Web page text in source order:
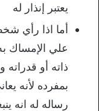
يعتبر إنذار له
أما اذا رأي
علي الإمساك
ذاته أو
بمفرده لأنه
رساله له انه